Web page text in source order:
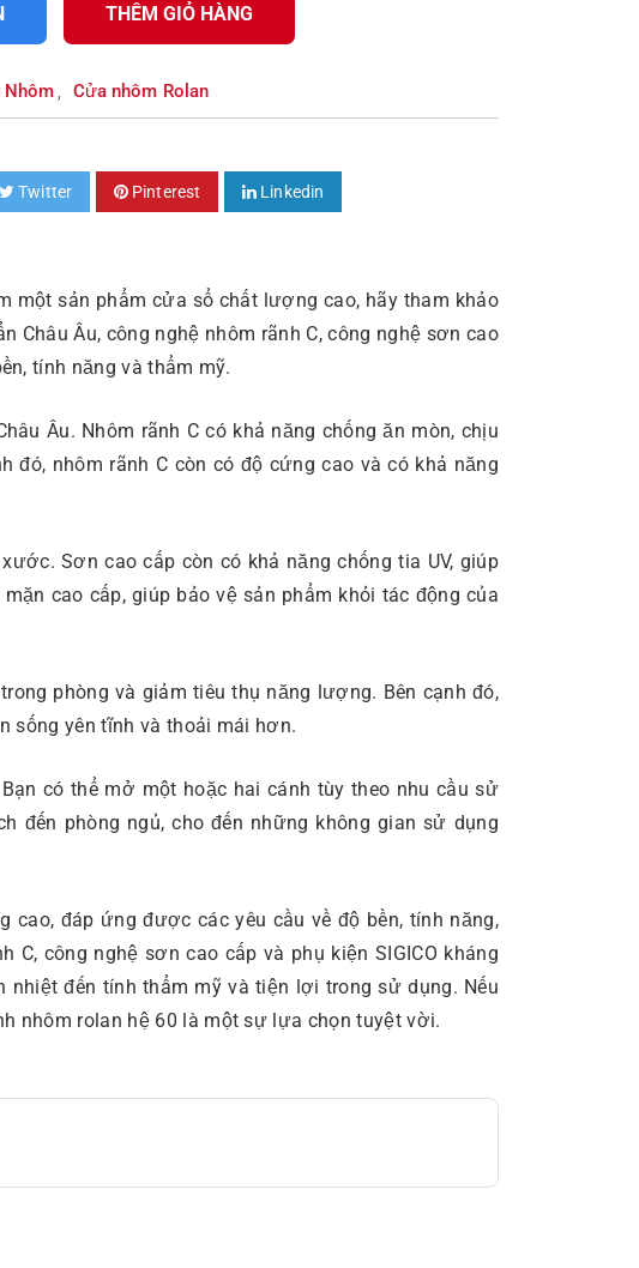
THÊM GIỎ HÀNG
Nhôm , Cửa nhôm Rolan
Twitter Pinterest Linkedin
một sản phẩm cửa sổ chất lượng cao, hãy tham khảo
Châu Âu, công nghệ nhôm rãnh C, công nghệ sơn cao
tính năng và thẩm mỹ.
Âu. Nhôm rãnh C có khả năng chống ăn mòn, chịu
nhôm rãnh C còn có độ cứng cao và có khả năng
Sơn cao cấp còn có khả năng chống tia UV, giúp
cao cấp, giúp bảo vệ sản phẩm khỏi tác động của
phòng và giảm tiêu thụ năng lượng. Bên cạnh đó,
sống yên tĩnh và thoải mái hơn.
có thể mở một hoặc hai cánh tùy theo nhu cầu sử
đến phòng ngủ, cho đến những không gian sử dụng
cao, đáp ứng được các yêu cầu về độ bền, tính năng,
công nghệ sơn cao cấp và phụ kiện SIGICO kháng
nhiệt đến tính thẩm mỹ và tiện lợi trong sử dụng. Nếu
nhôm rolan hệ 60 là một sự lựa chọn tuyệt vời.